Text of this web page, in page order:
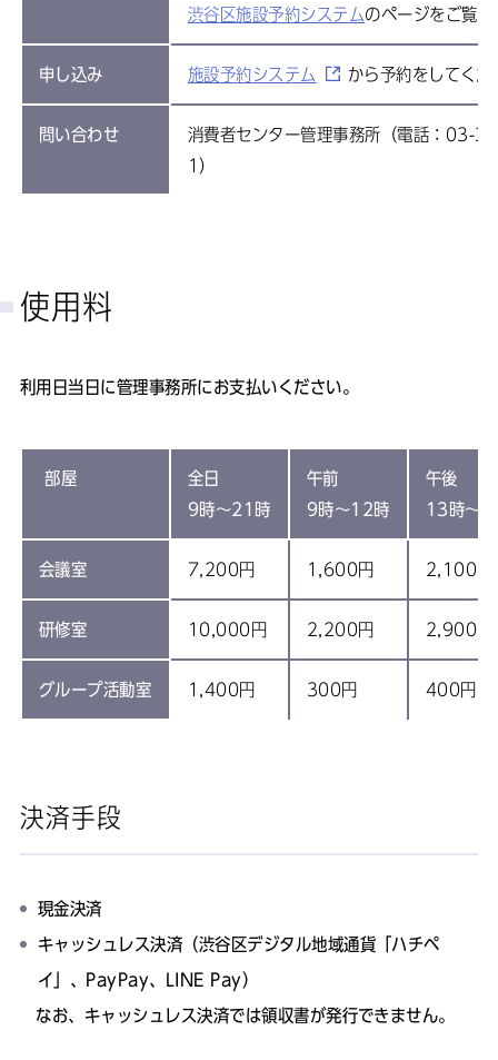
渋谷区施設予約システムのページをご覧く
申し込み 施設予約システム から予約をしてくだ
問い合わせ
消費者センター管理事務所（電話：03-
1）
使用料
利用日当日に管理事務所にお支払いください。
部屋
全日
9時～21時
午前
9時～12時
午後
13時～
会議室 7,200円 1,600円 2,100円
研修室 10,000円 2,200円 2,900円
グループ活動室 1,400円 300円 400円
決済手段
現金決済
キャッシュレス決済（渋谷区デジタル地域通貨「ハチペ
イ」、PayPay、LINE Pay）
なお、キャッシュレス決済では領収書が発行できません。